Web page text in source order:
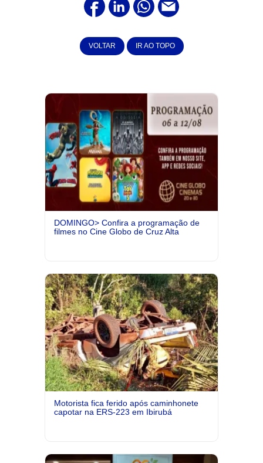
VOLTAR IR AO TOPO
DOMINGO> Confira a programação de
filmes no Cine Globo de Cruz Alta
Motorista fica ferido após caminhonete
capotar na ERS-223 em Ibirubá